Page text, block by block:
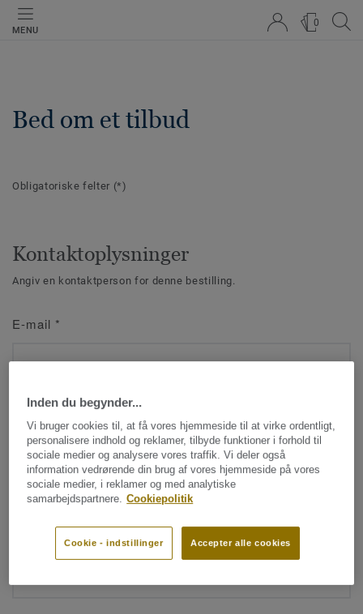
MENU
0
Bed om et tilbud
Obligatoriske felter (*)
Kontaktoplysninger
Angiv en kontaktperson for denne bestilling.
E-mail *
Navn*
Efternavn*
Inden du begynder...
Vi bruger cookies til, at få vores hjemmeside til at virke ordentligt,
personalisere indhold og reklamer, tilbyde funktioner i forhold til
sociale medier og analysere vores traffik. Vi deler også
information vedrørende din brug af vores hjemmeside på vores
sociale medier, i reklamer og med analytiske
samarbejdspartnere. Cookiepolitik
Accepter alle cookies
Cookie - indstillinger